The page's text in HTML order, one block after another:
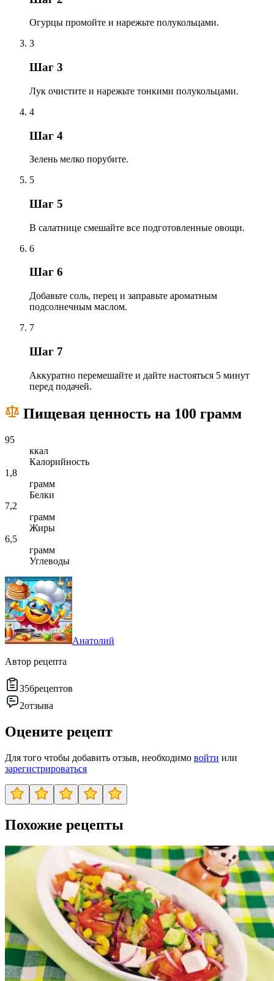
Огурцы промойте и нарежьте полукольцами.
3
Шаг 3
Лук очистите и нарежьте тонкими полукольцами.
4
Шаг 4
Зелень мелко порубите.
5
Шаг 5
В салатнице смешайте все подготовленные овощи.
6
Шаг 6
Добавьте соль, перец и заправьте ароматным
подсолнечным маслом.
7
Шаг 7
Аккуратно перемешайте и дайте настояться 5 минут
перед подачей.
Пищевая ценность на 100 грамм
95
ккал
Калорийность
1,8
грамм
Белки
7,2
грамм
Жиры
6,5
грамм
Углеводы
Анатолий
Автор рецепта
356рецептов
2отзыва
Оцените рецепт
Для того чтобы добавить отзыв, необходимо войти или
зарегистрироваться
Похожие рецепты